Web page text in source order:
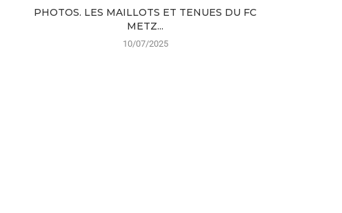
PHOTOS. LES MAILLOTS ET TENUES DU FC
METZ...
10/07/2025